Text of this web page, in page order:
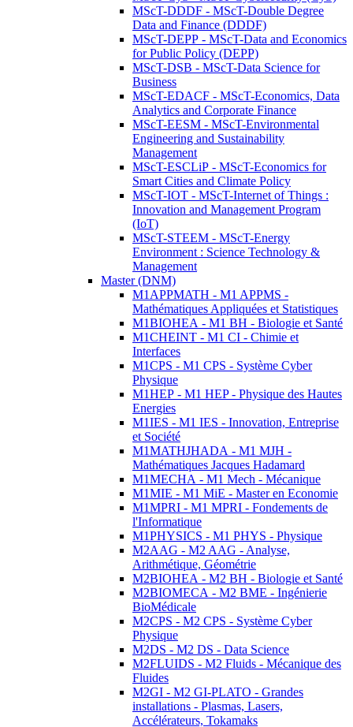
MScT-DDDF - MScT-Double Degree
Data and Finance (DDDF)
MScT-DEPP - MScT-Data and Economics
for Public Policy (DEPP)
MScT-DSB - MScT-Data Science for
Business
MScT-EDACF - MScT-Economics, Data
Analytics and Corporate Finance
MScT-EESM - MScT-Environmental
Engineering and Sustainability
Management
MScT-ESCLiP - MScT-Economics for
Smart Cities and Climate Policy
MScT-IOT - MScT-Internet of Things :
Innovation and Management Program
(IoT)
MScT-STEEM - MScT-Energy
Environment : Science Technology &
Management
Master (DNM)
M1APPMATH - M1 APPMS -
Mathématiques Appliquées et Statistiques
M1BIOHEA - M1 BH - Biologie et Santé
M1CHEINT - M1 CI - Chimie et
Interfaces
M1CPS - M1 CPS - Système Cyber
Physique
M1HEP - M1 HEP - Physique des Hautes
Energies
M1IES - M1 IES - Innovation, Entreprise
et Société
M1MATHJHADA - M1 MJH -
Mathématiques Jacques Hadamard
M1MECHA - M1 Mech - Mécanique
M1MIE - M1 MiE - Master en Economie
M1MPRI - M1 MPRI - Fondements de
l'Informatique
M1PHYSICS - M1 PHYS - Physique
M2AAG - M2 AAG - Analyse,
Arithmétique, Géométrie
M2BIOHEA - M2 BH - Biologie et Santé
M2BIOMECA - M2 BME - Ingénierie
BioMédicale
M2CPS - M2 CPS - Système Cyber
Physique
M2DS - M2 DS - Data Science
M2FLUIDS - M2 Fluids - Mécanique des
Fluides
M2GI - M2 GI-PLATO - Grandes
installations - Plasmas, Lasers,
Accélérateurs, Tokamaks